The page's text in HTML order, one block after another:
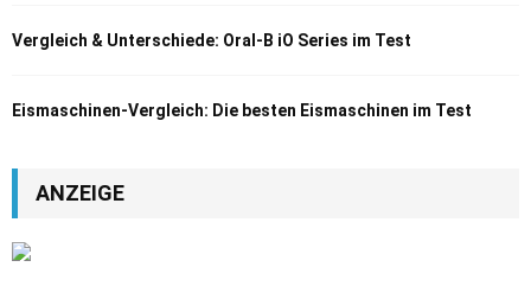
Vergleich & Unterschiede: Oral-B iO Series im Test
Eismaschinen-Vergleich: Die besten Eismaschinen im Test
ANZEIGE